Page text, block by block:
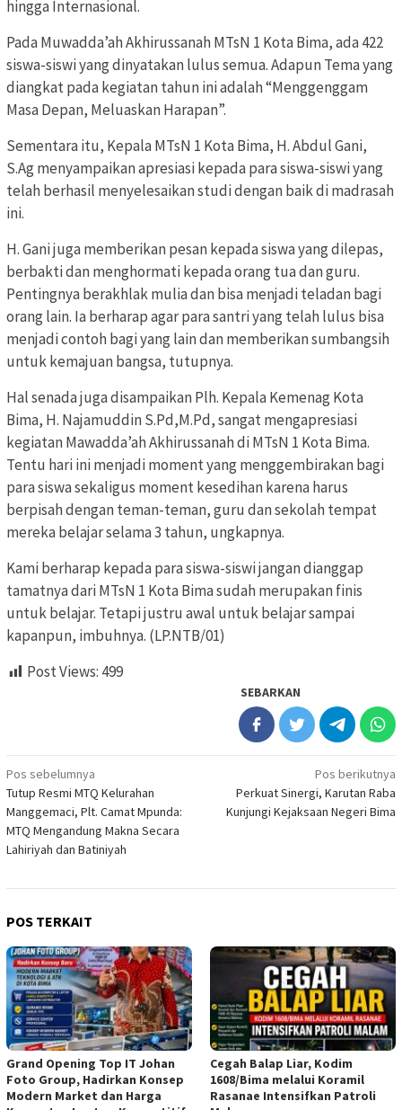
hingga Internasional.
Pada Muwadda’ah Akhirussanah MTsN 1 Kota Bima, ada 422
siswa-siswi yang dinyatakan lulus semua. Adapun Tema yang
diangkat pada kegiatan tahun ini adalah “Menggenggam
Masa Depan, Meluaskan Harapan”.
Sementara itu, Kepala MTsN 1 Kota Bima, H. Abdul Gani,
S.Ag menyampaikan apresiasi kepada para siswa-siswi yang
telah berhasil menyelesaikan studi dengan baik di madrasah
ini.
H. Gani juga memberikan pesan kepada siswa yang dilepas,
berbakti dan menghormati kepada orang tua dan guru.
Pentingnya berakhlak mulia dan bisa menjadi teladan bagi
orang lain. Ia berharap agar para santri yang telah lulus bisa
menjadi contoh bagi yang lain dan memberikan sumbangsih
untuk kemajuan bangsa, tutupnya.
Hal senada juga disampaikan Plh. Kepala Kemenag Kota
Bima, H. Najamuddin S.Pd,M.Pd, sangat mengapresiasi
kegiatan Mawadda’ah Akhirussanah di MTsN 1 Kota Bima.
Tentu hari ini menjadi moment yang menggembirakan bagi
para siswa sekaligus moment kesedihan karena harus
berpisah dengan teman-teman, guru dan sekolah tempat
mereka belajar selama 3 tahun, ungkapnya.
Kami berharap kepada para siswa-siswi jangan dianggap
tamatnya dari MTsN 1 Kota Bima sudah merupakan finis
untuk belajar. Tetapi justru awal untuk belajar sampai
kapanpun, imbuhnya. (LP.NTB/01)
Post Views: 499
SEBARKAN
Navigasi
pos
Pos sebelumnya
Tutup Resmi MTQ Kelurahan
Manggemaci, Plt. Camat Mpunda:
MTQ Mengandung Makna Secara
Lahiriyah dan Batiniyah
Pos berikutnya
Perkuat Sinergi, Karutan Raba
Kunjungi Kejaksaan Negeri Bima
POS TERKAIT
Grand Opening Top IT Johan
Foto Group, Hadirkan Konsep
Modern Market dan Harga
Cegah Balap Liar, Kodim
1608/Bima melalui Koramil
Rasanae Intensifkan Patroli